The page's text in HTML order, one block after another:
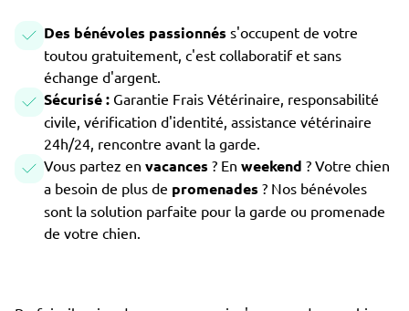
Des bénévoles passionnés s'occupent de votre
toutou gratuitement, c'est collaboratif et sans
échange d'argent.
Sécurisé : Garantie Frais Vétérinaire, responsabilité
civile, vérification d'identité, assistance vétérinaire
24h/24, rencontre avant la garde.
Vous partez en vacances ? En weekend ? Votre chien
a besoin de plus de promenades ? Nos bénévoles
sont la solution parfaite pour la garde ou promenade
de votre chien.